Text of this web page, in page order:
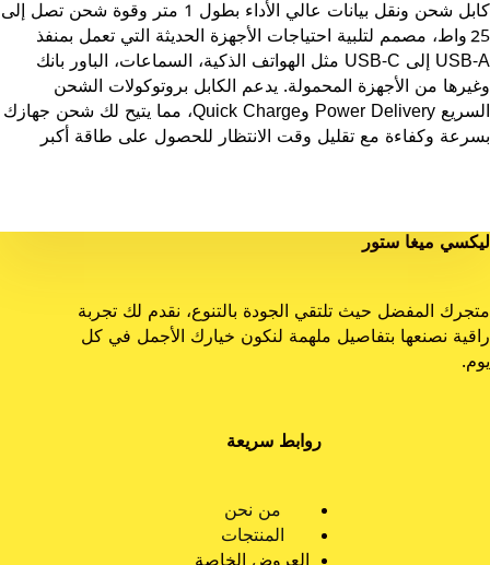
كابل شحن ونقل بيانات عالي الأداء بطول 1 متر وقوة شحن تصل إلى
25 واط، مصمم لتلبية احتياجات الأجهزة الحديثة التي تعمل بمنفذ
USB‑A إلى USB‑C مثل الهواتف الذكية، السماعات، الباور بانك
وغيرها من الأجهزة المحمولة. يدعم الكابل بروتوكولات الشحن
السريع Power Delivery وQuick Charge، مما يتيح لك شحن جهازك
بسرعة وكفاءة مع تقليل وقت الانتظار للحصول على طاقة أكبر
ليكسي ميغا ستور
متجرك المفضل حيث تلتقي الجودة بالتنوع، نقدم لك تجربة
راقية نصنعها بتفاصيل ملهمة لنكون خيارك الأجمل في كل
يوم.
روابط سريعة
من نحن
المنتجات